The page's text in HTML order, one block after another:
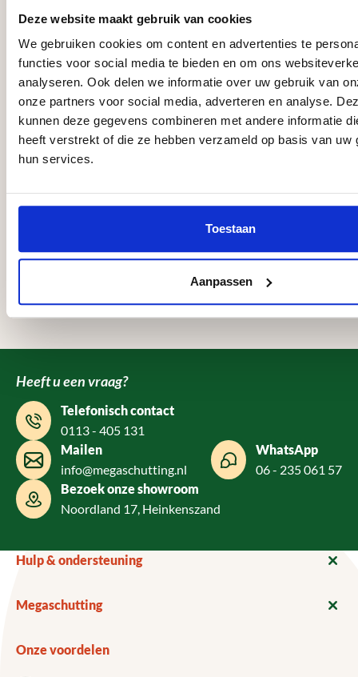
Deze website maakt gebruik van cookies
We gebruiken cookies om content en advertenties te
functies voor social media te bieden en om ons
analyseren. Ook delen we informatie over uw gebruik van
onze partners voor social media, adverteren en analyse.
kunnen deze gegevens combineren met andere informatie
heeft verstrekt of die ze hebben verzameld op basis van uw
hun services.
Toestaan
Aanpassen
EPDM FR (B:6,10 x L...
D:1,14) prijs per m2
13,64
Op voorraad
EPDM contactlijm 5
liter
69, 51
Op voorraad
Op voorraad
Op voorraad
Heeft u een vraag?
Telefonisch contact
0113 - 405 131
Mailen
info@megaschutting.nl
WhatsApp
06 - 235 061 57
Bezoek onze showroom
Noordland 17, Heinkenszand
Hulp & ondersteuning
Megaschutting
Onze voordelen